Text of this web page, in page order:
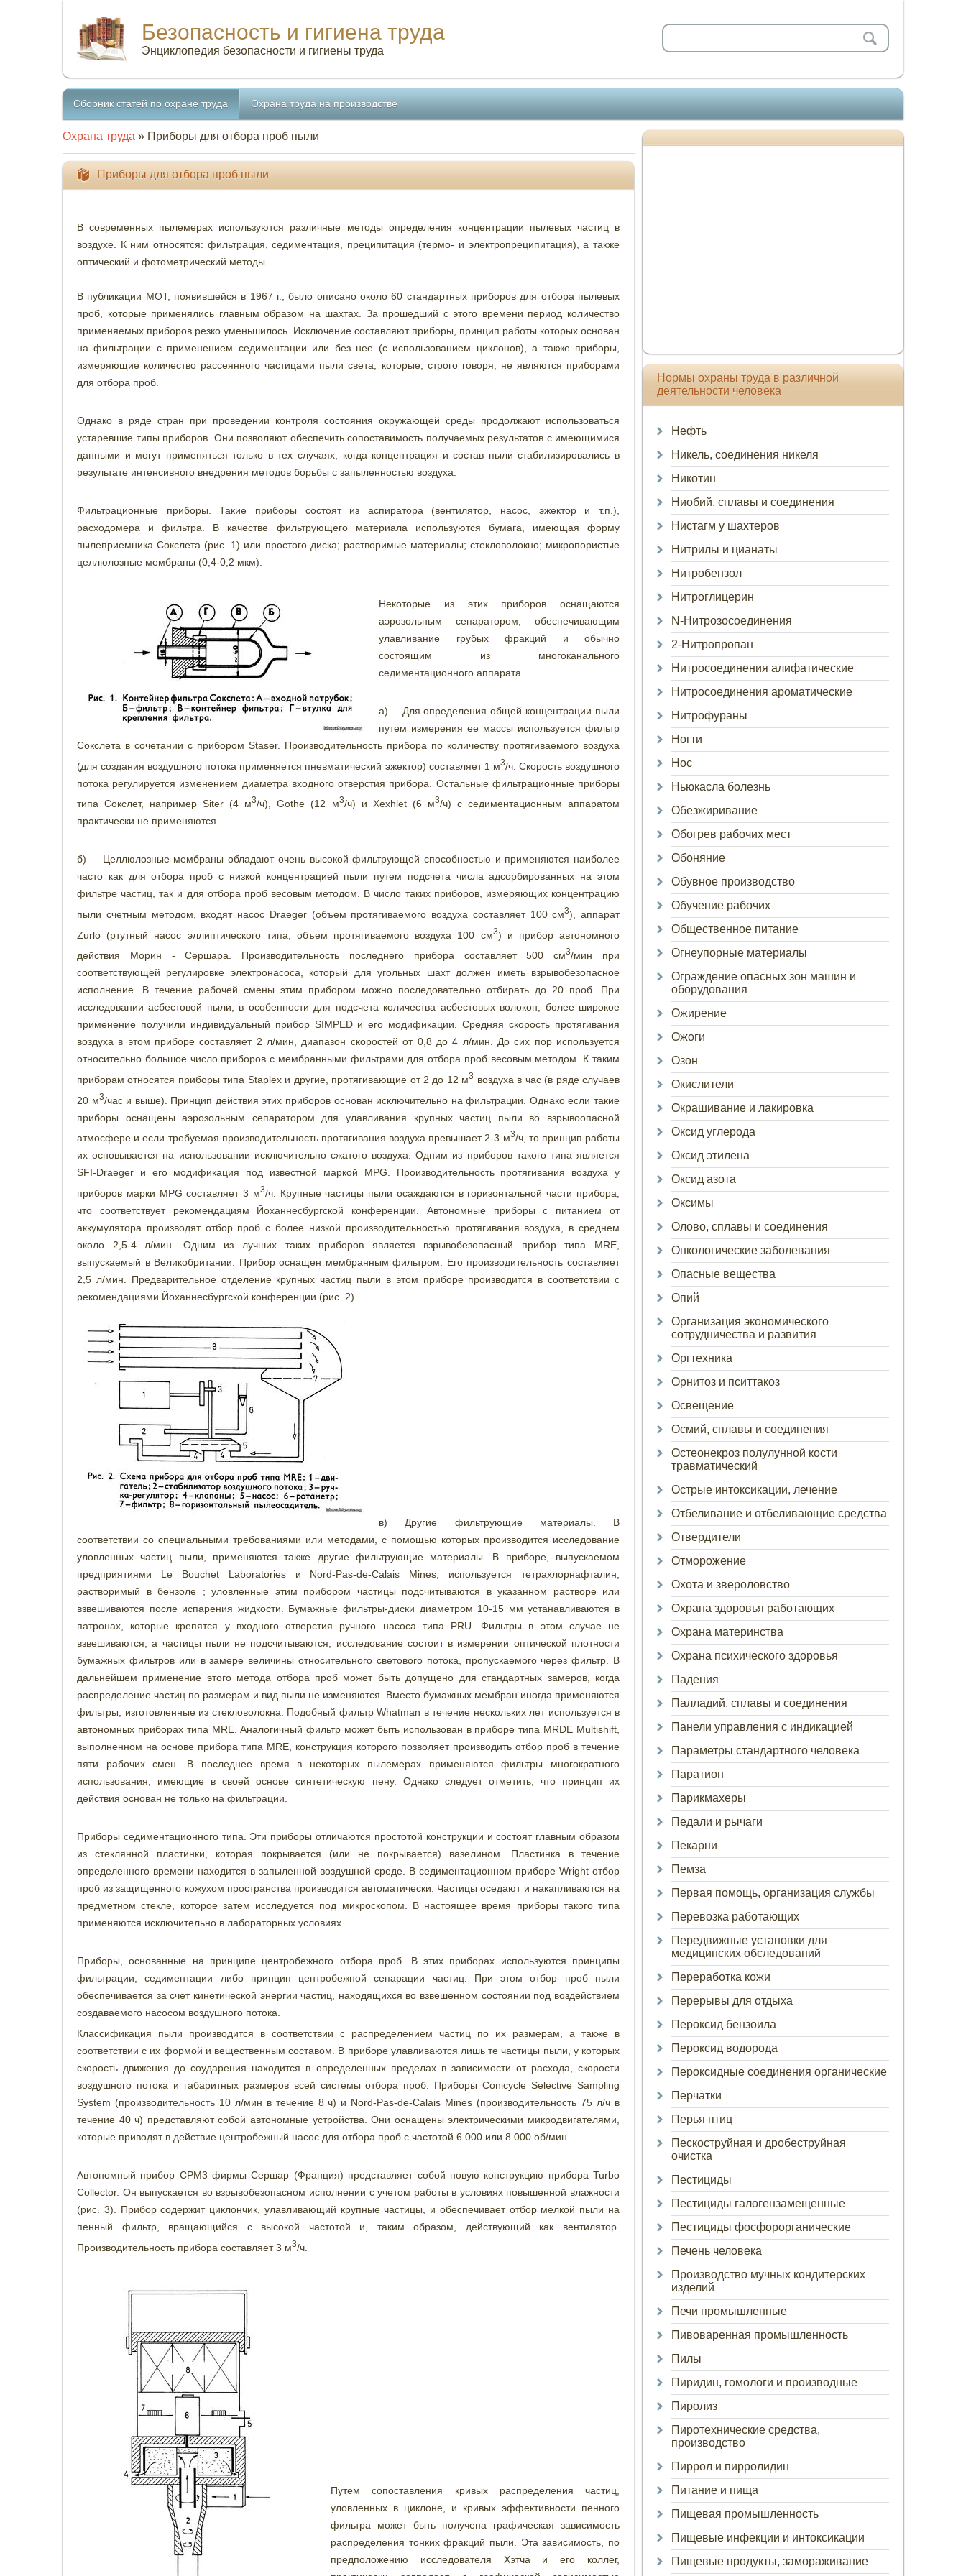
Безопасность и гигиена труда
Энциклопедия безопасности и гигиены труда
Сборник статей по охране труда Охрана труда на производстве
Охрана труда » Приборы для отбора проб пыли
Приборы для отбора проб пыли
В современных пылемерах используются различные методы определения концентрации пылевых частиц в
воздухе. К ним относятся: фильтрация, седиментация, преципитация (термо- и электропреципитация), а также
оптический и фотометрический методы.
В публикации МОТ, появившейся в 1967 г., было описано около 60 стандартных приборов для отбора пылевых
проб, которые применялись главным образом на шахтах. За прошедший с этого времени период количество
применяемых приборов резко уменьшилось. Исключение составляют приборы, принцип работы которых основан
на фильтрации с применением седиментации или без нее (с использованием циклонов), а также приборы,
измеряющие количество рассеянного частицами пыли света, которые, строго говоря, не являются приборами
для отбора проб.
Однако в ряде стран при проведении контроля состояния окружающей среды продолжают использоваться
устаревшие типы приборов. Они позволяют обеспечить сопоставимость получаемых результатов с имеющимися
данными и могут применяться только в тех случаях, когда концентрация и состав пыли стабилизировались в
результате интенсивного внедрения методов борьбы с запыленностью воздуха.
Фильтрационные приборы. Такие приборы состоят из аспиратора (вентилятор, насос, эжектор и т.п.),
расходомера и фильтра. В качестве фильтрующего материала используются бумага, имеющая форму
пылеприемника Сокслета (рис. 1) или простого диска; растворимые материалы; стекловолокно; микропористые
целлюлозные мембраны (0,4-0,2 мкм).
Некоторые из этих приборов оснащаются
аэрозольным сепаратором, обеспечивающим
улавливание грубых фракций и обычно
состоящим из многоканального
седиментационного аппарата.
а) Для определения общей концентрации пыли
путем измерения ее массы используется фильтр
Сокслета в сочетании с прибором Staser. Производительность прибора по количеству протягиваемого воздуха
(для создания воздушного потока применяется пневматический эжектор) составляет 1 м3/ч. Скорость воздушного
потока регулируется изменением диаметра входного отверстия прибора. Остальные фильтрационные приборы
типа Сокслет, например Siter (4 м3/ч), Gothe (12 м3/ч) и Xexhlet (6 м3/ч) с седиментационным аппаратом
практически не применяются.
б) Целлюлозные мембраны обладают очень высокой фильтрующей способностью и применяются наиболее
часто как для отбора проб с низкой концентрацией пыли путем подсчета числа адсорбированных на этом
фильтре частиц, так и для отбора проб весовым методом. В число таких приборов, измеряющих концентрацию
пыли счетным методом, входят насос Draeger (объем протягиваемого воздуха составляет 100 см3), аппарат
Zurlo (ртутный насос эллиптического типа; объем протягиваемого воздуха 100 см3) и прибор автономного
действия Морин - Сершара. Производительность последнего прибора составляет 500 см3/мин при
соответствующей регулировке электронасоса, который для угольных шахт должен иметь взрывобезопасное
исполнение. В течение рабочей смены этим прибором можно последовательно отбирать до 20 проб. При
исследовании асбестовой пыли, в особенности для подсчета количества асбестовых волокон, более широкое
применение получили индивидуальный прибор SIMPED и его модификации. Средняя скорость протягивания
воздуха в этом приборе составляет 2 л/мин, диапазон скоростей от 0,8 до 4 л/мин. До сих пор используется
относительно большое число приборов с мембранными фильтрами для отбора проб весовым методом. К таким
приборам относятся приборы типа Staplex и другие, протягивающие от 2 до 12 м3 воздуха в час (в ряде случаев
20 м3/час и выше). Принцип действия этих приборов основан исключительно на фильтрации. Однако если такие
приборы оснащены аэрозольным сепаратором для улавливания крупных частиц пыли во взрывоопасной
атмосфере и если требуемая производительность протягивания воздуха превышает 2-3 м3/ч, то принцип работы
их основывается на использовании исключительно сжатого воздуха. Одним из приборов такого типа является
SFI-Draeger и его модификация под известной маркой MPG. Производительность протягивания воздуха у
приборов марки MPG составляет 3 м3/ч. Крупные частицы пыли осаждаются в горизонтальной части прибора,
что соответствует рекомендациям Йоханнесбургской конференции. Автономные приборы с питанием от
аккумулятора производят отбор проб с более низкой производительностью протягивания воздуха, в среднем
около 2,5-4 л/мин. Одним из лучших таких приборов является взрывобезопасный прибор типа MRE,
выпускаемый в Великобритании. Прибор оснащен мембранным фильтром. Его производительность составляет
2,5 л/мин. Предварительное отделение крупных частиц пыли в этом приборе производится в соответствии с
рекомендациями Йоханнесбургской конференции (рис. 2).
в) Другие фильтрующие материалы. В
соответствии со специальными требованиями или методами, с помощью которых производится исследование
уловленных частиц пыли, применяются также другие фильтрующие материалы. В приборе, выпускаемом
предприятиями Le Bouchet Laboratories и Nord-Pas-de-Calais Mines, используется тетрахлорнафталин,
растворимый в бензоле ; уловленные этим прибором частицы подсчитываются в указанном растворе или
взвешиваются после испарения жидкости. Бумажные фильтры-диски диаметром 10-15 мм устанавливаются в
патронах, которые крепятся у входного отверстия ручного насоса типа PRU. Фильтры в этом случае не
взвешиваются, а частицы пыли не подсчитываются; исследование состоит в измерении оптической плотности
бумажных фильтров или в замере величины относительного светового потока, пропускаемого через фильтр. В
дальнейшем применение этого метода отбора проб может быть допущено для стандартных замеров, когда
распределение частиц по размерам и вид пыли не изменяются. Вместо бумажных мембран иногда применяются
фильтры, изготовленные из стекловолокна. Подобный фильтр Whatman в течение нескольких лет используется в
автономных приборах типа MRE. Аналогичный фильтр может быть использован в приборе типа MRDE Multishift,
выполненном на основе прибора типа MRE, конструкция которого позволяет производить отбор проб в течение
пяти рабочих смен. В последнее время в некоторых пылемерах применяются фильтры многократного
использования, имеющие в своей основе синтетическую пену. Однако следует отметить, что принцип их
действия основан не только на фильтрации.
Приборы седиментационного типа. Эти приборы отличаются простотой конструкции и состоят главным образом
из стеклянной пластинки, которая покрывается (или не покрывается) вазелином. Пластинка в течение
определенного времени находится в запыленной воздушной среде. В седиментационном приборе Wright отбор
проб из защищенного кожухом пространства производится автоматически. Частицы оседают и накапливаются на
предметном стекле, которое затем исследуется под микроскопом. В настоящее время приборы такого типа
применяются исключительно в лабораторных условиях.
Приборы, основанные на принципе центробежного отбора проб. В этих приборах используются принципы
фильтрации, седиментации либо принцип центробежной сепарации частиц. При этом отбор проб пыли
обеспечивается за счет кинетической энергии частиц, находящихся во взвешенном состоянии под воздействием
создаваемого насосом воздушного потока.
Классификация пыли производится в соответствии с распределением частиц по их размерам, а также в
соответствии с их формой и вещественным составом. В приборе улавливаются лишь те частицы пыли, у которых
скорость движения до соударения находится в определенных пределах в зависимости от расхода, скорости
воздушного потока и габаритных размеров всей системы отбора проб. Приборы Conicycle Selective Sampling
System (производительность 10 л/мин в течение 8 ч) и Nord-Pas-de-Calais Mines (производительность 75 л/ч в
течение 40 ч) представляют собой автономные устройства. Они оснащены электрическими микродвигателями,
которые приводят в действие центробежный насос для отбора проб с частотой 6 000 или 8 000 об/мин.
Автономный прибор СРМ3 фирмы Сершар (Франция) представляет собой новую конструкцию прибора Turbo
Collector. Он выпускается во взрывобезопасном исполнении с учетом работы в условиях повышенной влажности
(рис. 3). Прибор содержит циклончик, улавливающий крупные частицы, и обеспечивает отбор мелкой пыли на
пенный фильтр, вращающийся с высокой частотой и, таким образом, действующий как вентилятор.
Производительность прибора составляет 3 м3/ч.
Путем сопоставления кривых распределения частиц,
уловленных в циклоне, и кривых эффективности пенного
фильтра может быть получена графическая зависимость
распределения тонких фракций пыли. Эта зависимость, по
предположению исследователя Хэтча и его коллег,
Нормы охраны труда в различной
деятельности человека
Нефть
Никель, соединения никеля
Никотин
Ниобий, сплавы и соединения
Нистагм у шахтеров
Нитрилы и цианаты
Нитробензол
Нитроглицерин
N-Нитрозосоединения
2-Нитропропан
Нитросоединения алифатические
Нитросоединения ароматические
Нитрофураны
Ногти
Нос
Ньюкасла болезнь
Обезжиривание
Обогрев рабочих мест
Обоняние
Обувное производство
Обучение рабочих
Общественное питание
Огнеупорные материалы
Ограждение опасных зон машин и
оборудования
Ожирение
Ожоги
Озон
Окислители
Окрашивание и лакировка
Оксид углерода
Оксид этилена
Оксид азота
Оксимы
Олово, сплавы и соединения
Онкологические заболевания
Опасные вещества
Опий
Организация экономического
сотрудничества и развития
Оргтехника
Орнитоз и пситтакоз
Освещение
Осмий, сплавы и соединения
Остеонекроз полулунной кости
травматический
Острые интоксикации, лечение
Отбеливание и отбеливающие средства
Отвердители
Отморожение
Охота и звероловство
Охрана здоровья работающих
Охрана материнства
Охрана психического здоровья
Падения
Палладий, сплавы и соединения
Панели управления с индикацией
Параметры стандартного человека
Паратион
Парикмахеры
Педали и рычаги
Пекарни
Пемза
Первая помощь, организация службы
Перевозка работающих
Передвижные установки для
медицинских обследований
Переработка кожи
Перерывы для отдыха
Пероксид бензоила
Пероксид водорода
Пероксидные соединения органические
Перчатки
Перья птиц
Пескоструйная и дробеструйная
очистка
Пестициды
Пестициды галогензамещенные
Пестициды фосфорорганические
Печень человека
Производство мучных кондитерских
изделий
Печи промышленные
Пивоваренная промышленность
Пилы
Пиридин, гомологи и производные
Пиролиз
Пиротехнические средства,
производство
Пиррол и пирролидин
Питание и пища
Пищевая промышленность
Пищевые инфекции и интоксикации
Пищевые продукты, замораживание